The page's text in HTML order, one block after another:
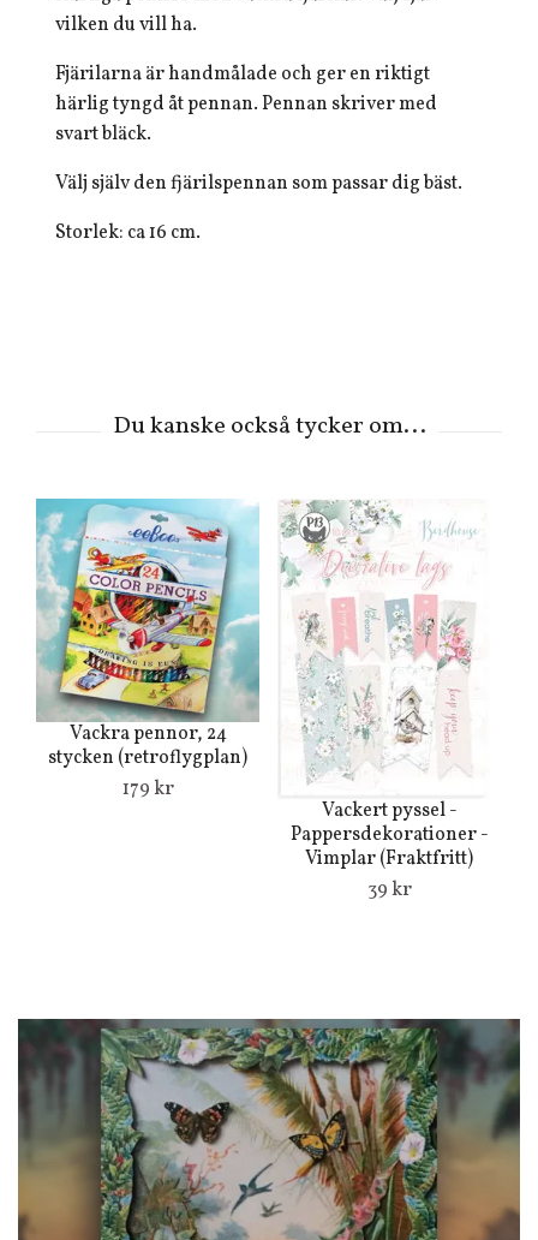
vilken du vill ha.
Fjärilarna är handmålade och ger en riktigt
härlig tyngd åt pennan. Pennan skriver med
svart bläck.
Välj själv den fjärilspennan som passar dig bäst.
Storlek: ca 16 cm.
Vackra pennor, 24
stycken (retroflygplan)
179 kr
Vackert pyssel -
Pappersdekorationer -
Vimplar (Fraktfritt)
39 kr